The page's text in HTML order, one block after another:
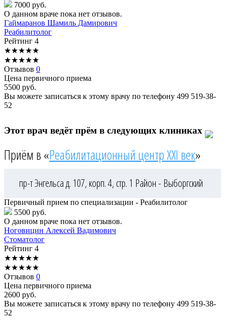
7000 руб.
О данном враче пока нет отзывов.
Гаймаранов Шамиль Дамирович
Реабилитолог
Рейтинг 4
★★★★★
★★★★★
Отзывов 0
Цена первичного приема
5500 руб.
Вы можете записаться к этому врачу по телефону 499 519-38-
52
Этот врач ведёт прём в следующих клиниках
Приём в «Реабилитационный центр XXI век»
пр-т Энгельса д. 107, корп. 4, стр. 1 Район - Выборгский
Первичный прием по специализации - Реабилитолог
5500 руб.
О данном враче пока нет отзывов.
Ноговицин Алексей Вадимович
Стоматолог
Рейтинг 4
★★★★★
★★★★★
Отзывов 0
Цена первичного приема
2600 руб.
Вы можете записаться к этому врачу по телефону 499 519-38-
52